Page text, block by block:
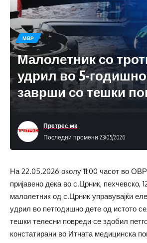
МВР
Малолетник со
удрил во 5-годишно
заврши со тешки
Последни промени 23/05/2026
Претрес.мк
На 22.05.2026 околу 11:00 часот во
пријавено дека во с.Црник, пехчевско,
малолетник од с.Црник управувајќи
удрил во петгодишно дете од истото
тешки телесни повреди се здобил
констатирани во Итната медицинска